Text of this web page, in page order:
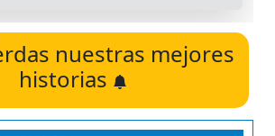
nuestras mejores
historias